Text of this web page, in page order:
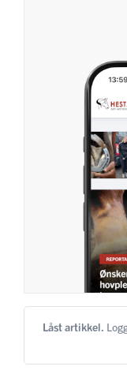
Låst artikkel.